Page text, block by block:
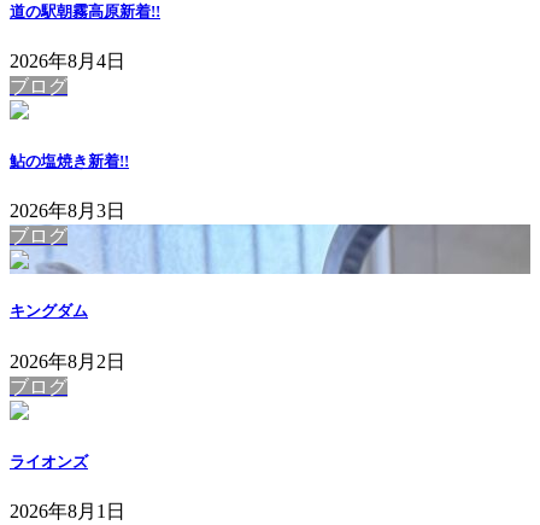
道の駅朝霧高原新着!!
2026年8月4日
ブログ
鮎の塩焼き新着!!
2026年8月3日
ブログ
キングダム
2026年8月2日
ブログ
ライオンズ
2026年8月1日